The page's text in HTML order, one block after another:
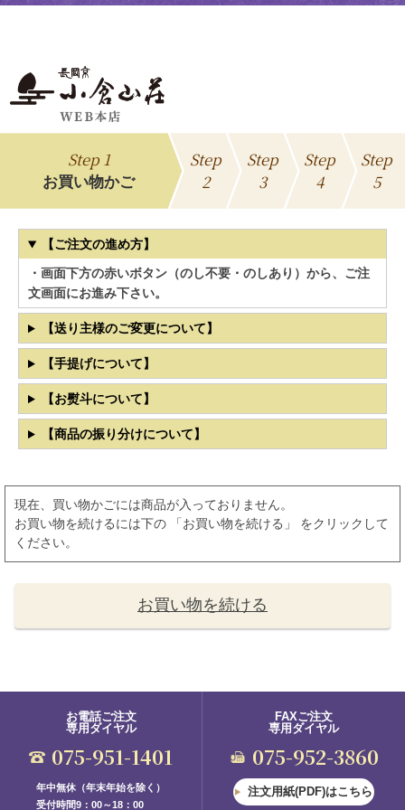
Step 1
お買い物かご
Step
2
Step
3
Step
4
Step
5
【ご注文の進め方】
・画面下方の赤いボタン（のし不要・のしあり）から、ご注
文画面にお進み下さい。
【送り主様のご変更について】
【手提げについて】
【お熨斗について】
【商品の振り分けについて】
現在、買い物かごには商品が入っておりません。
お買い物を続けるには下の 「お買い物を続ける」 をクリックして
ください。
お買い物を続ける
お電話ご注文
専用ダイヤル
075-951-1401
年中無休（年末年始を除く）
受付時間9：00～18：00
FAXご注文
専用ダイヤル
075-952-3860
注文用紙(PDF)はこちら